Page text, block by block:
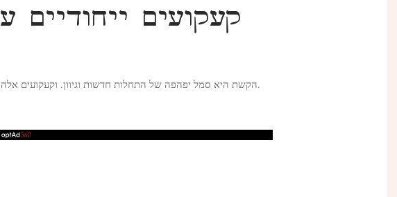
52 קעקועים
הקשת היא סמל יפהפה של התחלות חדשות וגיוון. וקעקועים אלה ייצגו את הגאווה והעצמי האותנטי שלך.